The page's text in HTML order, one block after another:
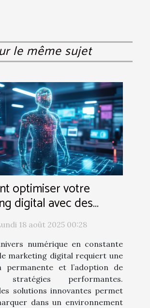
le même sujet
optimiser votre
digital avec des
innovantes ?
18 août 2025 00:28
numérique en constante
marketing digital requiert une
permanente et l’adoption de
stratégies performantes.
solutions innovantes permet
dans un environnement